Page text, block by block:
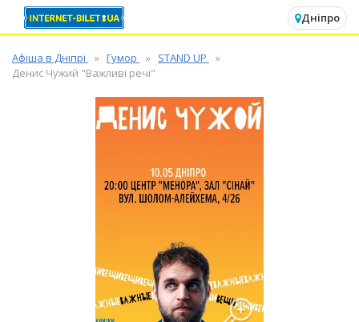
Дніпро
Афіша в Дніпрі Гумор
STAND UP
Денис Чужий "Важливі речі"